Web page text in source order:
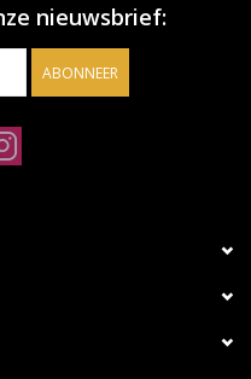
nieuwsbrief:
ABONNEER